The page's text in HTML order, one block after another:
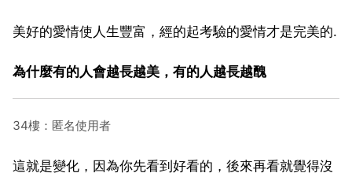
美好的愛情使人生豐富，經的起考驗的愛情才是完美的.
為什麼有的人會越長越美，有的人越長越醜
34樓：匿名使用者
這就是變化，因為你先看到好看的，後來再看就覺得沒